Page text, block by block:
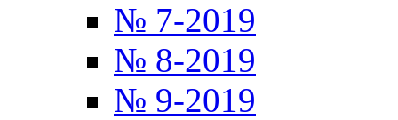
№ 7-2019
№ 8-2019
№ 9-2019